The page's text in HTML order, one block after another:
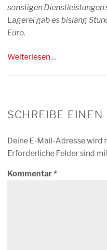
sonstigen Dienstleistungen
Lagerei gab es bislang
Euro.
Weiterlesen…
SCHREIBE
Deine E-Mail-Adresse
Erforderliche Felder sind
Kommentar*